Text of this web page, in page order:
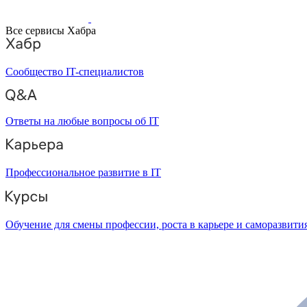
Все сервисы Хабра
Сообщество IT-специалистов
Ответы на любые вопросы об IT
Профессиональное развитие в IT
Обучение для смены профессии, роста в карьере и